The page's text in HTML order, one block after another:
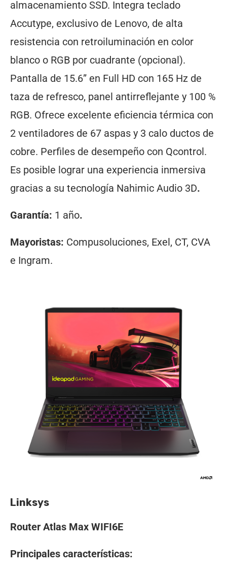
almacenamiento SSD. Integra teclado
Accutype, exclusivo de Lenovo, de alta
resistencia con retroiluminación en color
blanco o RGB por cuadrante (opcional).
Pantalla de 15.6” en Full HD con 165 Hz de
taza de refresco, panel antirreflejante y 100 %
RGB. Ofrece excelente eficiencia térmica con
2 ventiladores de 67 aspas y 3 calo ductos de
cobre. Perfiles de desempeño con Qcontrol.
Es posible lograr una experiencia inmersiva
gracias a su tecnología Nahimic Audio 3D.
Garantía: 1 año.
Mayoristas: Compusoluciones, Exel, CT, CVA
e Ingram.
Linksys
Router Atlas Max WIFI6E
Principales características: